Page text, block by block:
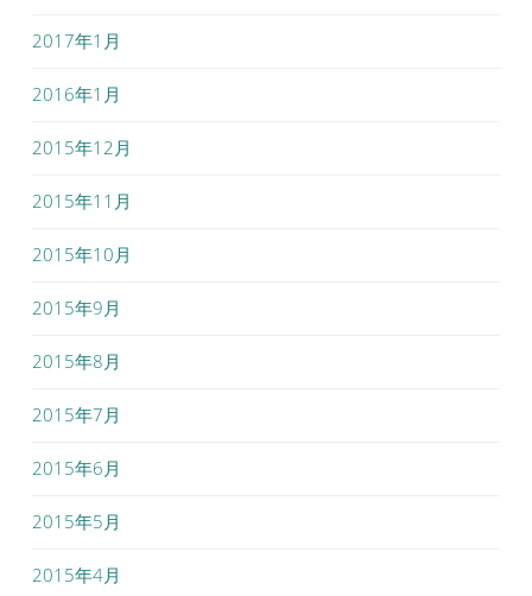
2017年1月
2016年1月
2015年12月
2015年11月
2015年10月
2015年9月
2015年8月
2015年7月
2015年6月
2015年5月
2015年4月